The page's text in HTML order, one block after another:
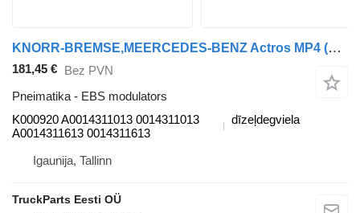
KNORR-BREMSE,MEERCEDES-BENZ Actros MP4 (01.12-) K000920 EBS modulators paredzēts Mercedes-Benz Actros MP4 Antos Arocs (2012-) vilcēja
181,45 € Bez PVN
Pneimatika - EBS modulators
K000920 A0014311013 0014311013
A0014311613 0014311613
dīzeļdegviela
Igaunija, Tallinn
TruckParts Eesti OÜ